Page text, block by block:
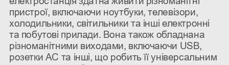
пристрої, включаючи ноутбуки, телевізори,
холодильники, світильники та інші електронні
та побутові прилади. Вона також обладнана
різноманітними виходами, включаючи USB,
розетки AC та інші, що робить її універсальним